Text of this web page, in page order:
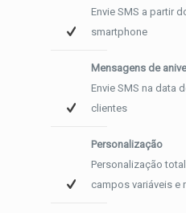
Envie SMS a partir
smartphone
Mensagens de
Envie SMS na data
clientes
Personalização
Personalização
campos variáveis e